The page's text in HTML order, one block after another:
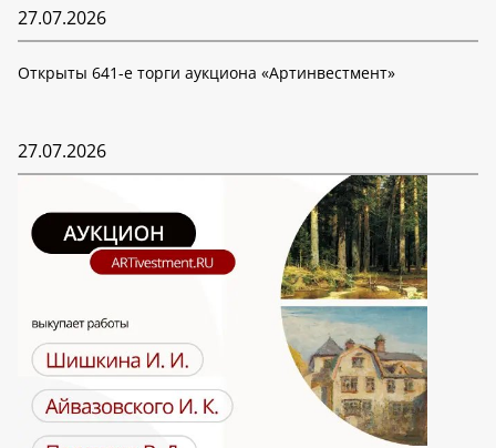
27.07.2026
Открыты 641-е торги аукциона «Артинвестмент»
27.07.2026